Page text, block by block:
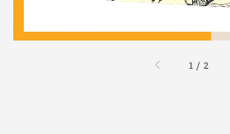
1 / 2